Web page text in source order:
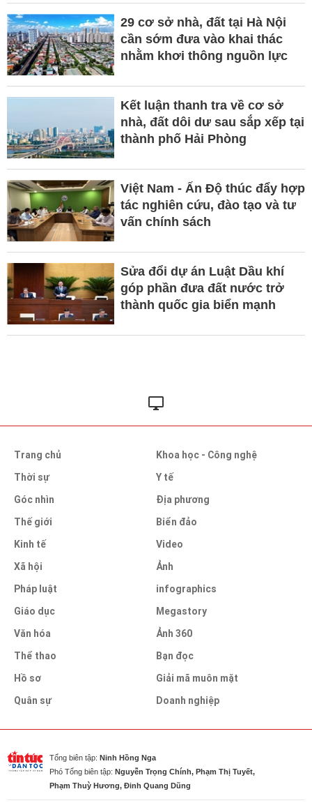
29 cơ sở nhà, đất tại Hà Nội
cần sớm đưa vào khai thác
nhằm khơi thông nguồn lực
Kết luận thanh tra về cơ sở
nhà, đất dôi dư sau sắp xếp tại
thành phố Hải Phòng
Việt Nam - Ấn Độ thúc đẩy hợp
tác nghiên cứu, đào tạo và tư
vấn chính sách
Sửa đổi dự án Luật Dầu khí
góp phần đưa đất nước trở
thành quốc gia biển mạnh
Trang chủ
Thời sự
Góc nhìn
Thế giới
Kinh tế
Xã hội
Pháp luật
Giáo dục
Văn hóa
Thể thao
Hồ sơ
Quân sự
Khoa học - Công nghệ
Y tế
Địa phương
Biển đảo
Video
Ảnh
infographics
Megastory
Ảnh 360
Bạn đọc
Giải mã muôn mặt
Doanh nghiệp
Tổng biên tập: Ninh Hồng Nga
Phó Tổng biên tập: Nguyễn Trọng Chính, Phạm Thị Tuyết,
Phạm Thuỳ Hương, Đinh Quang Dũng